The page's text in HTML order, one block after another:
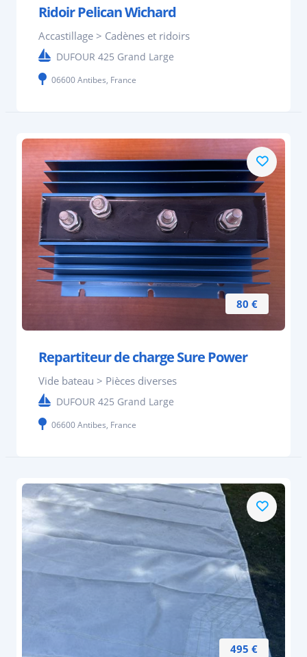
Ridoir Pelican Wichard
Accastillage > Cadènes et ridoirs
DUFOUR 425 Grand Large
06600 Antibes, France
80 €
Repartiteur de charge Sure Power
Vide bateau > Pièces diverses
DUFOUR 425 Grand Large
06600 Antibes, France
495 €